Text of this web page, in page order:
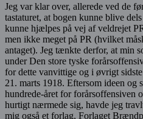
Jeg var klar over, allerede ved de
tastaturet, at bogen kunne blive
kunne hjælpes på vej af veldrejet
men ikke meget på PR (hvilket
antaget). Jeg tænkte derfor, at min
under Den store tyske
for dette vanvittige og i øvrigt
21. marts 1918. Eftersom ideen
hundrede-året for forårsoffensiven
hurtigt nærmede sig, havde jeg
mig også et forlag, Forlaget